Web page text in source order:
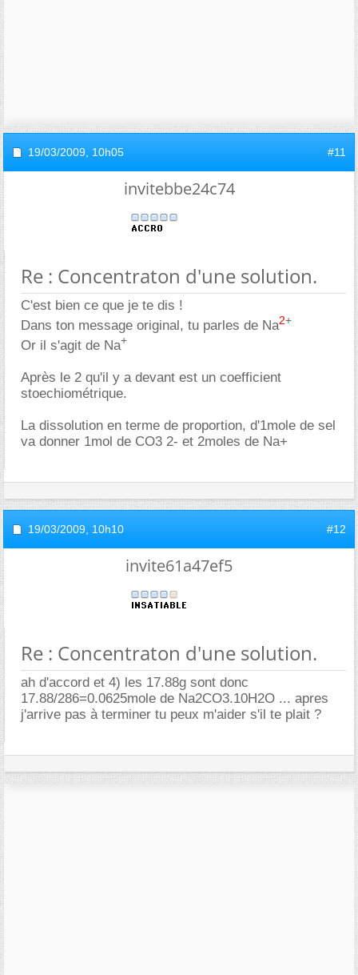
19/03/2009, 10h05 #11
invitebbe24c74
Re : Concentraton d'une solution.
C'est bien ce que je te dis !
Dans ton message original, tu parles de Na2+
Or il s'agit de Na+
Après le 2 qu'il y a devant est un coefficient
stoechiométrique.
La dissolution en terme de proportion, d'1mole de sel
va donner 1mol de CO3 2- et 2moles de Na+
19/03/2009, 10h10 #12
invite61a47ef5
Re : Concentraton d'une solution.
ah d'accord et 4) les 17.88g sont donc
17.88/286=0.0625mole de Na2CO3.10H2O ... apres
j'arrive pas à terminer tu peux m'aider s'il te plait ?